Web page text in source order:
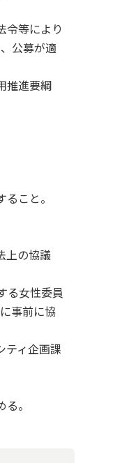
令等により
公募が適
推進要綱
こと。
上の協議
る女性委員
事前に協
ティ企画課
。